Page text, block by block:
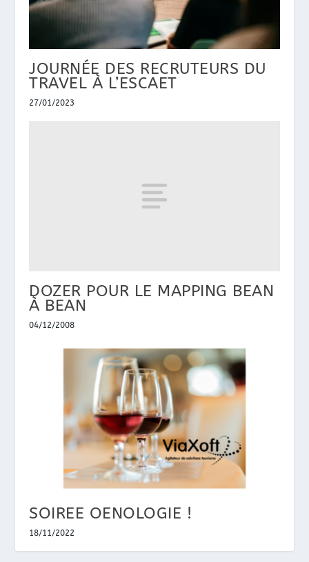
JOURNÉE DES RECRUTEURS DU
TRAVEL À L’ESCAET
27/01/2023
DOZER POUR LE MAPPING BEAN
À BEAN
04/12/2008
SOIREE OENOLOGIE !
18/11/2022